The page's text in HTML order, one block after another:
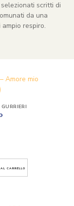
scritti di
da una
respiro.
CARRELLO